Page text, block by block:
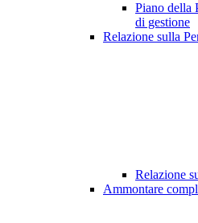
Piano della
di gestione
Relazione sulla
Relazione
Ammontare